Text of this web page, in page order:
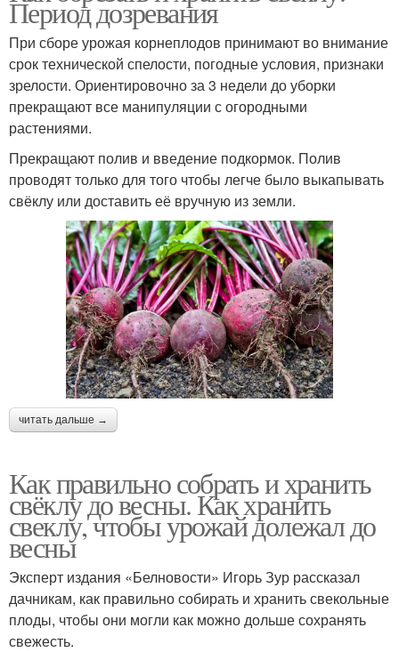
Период дозревания
При сборе урожая корнеплодов принимают во внимание
срок технической спелости, погодные условия, признаки
зрелости. Ориентировочно за 3 недели до уборки
прекращают все манипуляции с огородными
растениями.
Прекращают полив и введение подкормок. Полив
проводят только для того чтобы легче было выкапывать
свёклу или доставить её вручную из земли.
читать дальше →
Как правильно собрать и хранить
свёклу до весны. Как хранить
свеклу, чтобы урожай долежал до
весны
Эксперт издания «Белновости» Игорь Зур рассказал
дачникам, как правильно собирать и хранить свекольные
плоды, чтобы они могли как можно дольше сохранять
свежесть.